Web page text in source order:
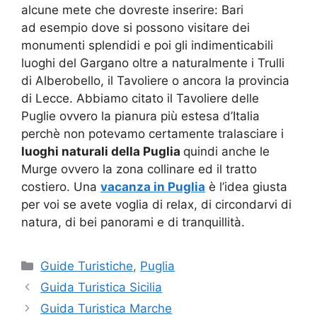
alcune mete che dovreste inserire: Bari
ad esempio dove si possono visitare dei
monumenti splendidi e poi gli indimenticabili
luoghi del Gargano oltre a naturalmente i Trulli
di Alberobello, il Tavoliere o ancora la provincia
di Lecce. Abbiamo citato il Tavoliere delle
Puglie ovvero la pianura più estesa d’Italia
perchè non potevamo certamente tralasciare i
luoghi naturali della Puglia quindi anche le
Murge ovvero la zona collinare ed il tratto
costiero. Una vacanza in Puglia è l’idea giusta
per voi se avete voglia di relax, di circondarvi di
natura, di bei panorami e di tranquillità.
Categorie
Guide Turistiche, Puglia
Guida Turistica Sicilia
Guida Turistica Marche